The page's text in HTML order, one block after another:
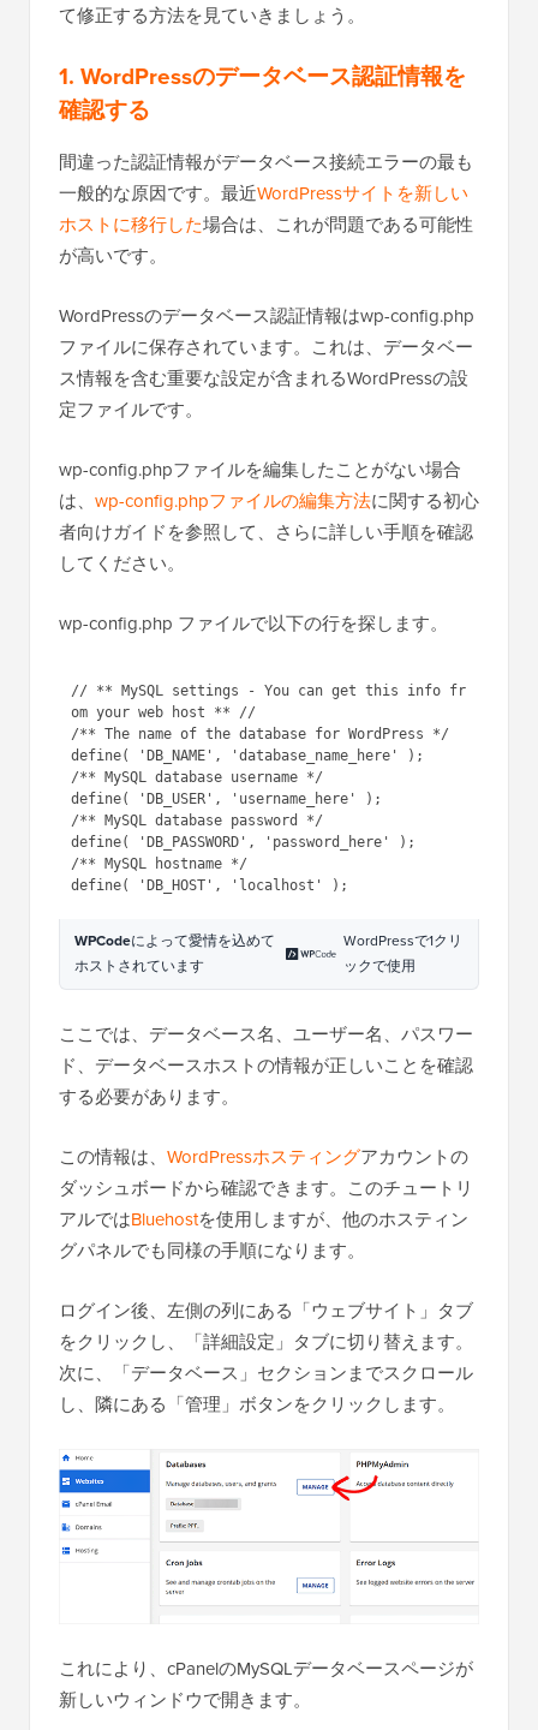
て修正する方法を見ていきましょう。
1. WordPressのデータベース認証情報を
確認する
間違った認証情報がデータベース接続エラーの最も
一般的な原因です。最近WordPressサイトを新しい
ホストに移行した場合は、これが問題である可能性
が高いです。
WordPressのデータベース認証情報はwp-config.php
ファイルに保存されています。これは、データベー
ス情報を含む重要な設定が含まれるWordPressの設
定ファイルです。
wp-config.phpファイルを編集したことがない場合
は、 wp-config.phpファイルの編集方法に関する初心
者向けガイドを参照して、さらに詳しい手順を確認
してください。
wp-config.php ファイルで以下の行を探します。
// ** MySQL settings - You can get this info fr
om your web host ** //
/** The name of the database for WordPress */
define( 'DB_NAME', 'database_name_here' );
/** MySQL database username */
define( 'DB_USER', 'username_here' );
/** MySQL database password */
define( 'DB_PASSWORD', 'password_here' );
/** MySQL hostname */
WPCodeによって愛情を込めて
ホストされています
WordPressで1クリ
ックで使用
ここでは、データベース名、ユーザー名、パスワー
ド、データベースホストの情報が正しいことを確認
する必要があります。
この情報は、 WordPressホスティングアカウントの
ダッシュボードから確認できます。このチュートリ
アルではBluehostを使用しますが、他のホスティン
グパネルでも同様の手順になります。
ログイン後、左側の列にある「ウェブサイト」タブ
をクリックし、「詳細設定」タブに切り替えます。
次に、「データベース」セクションまでスクロール
し、隣にある「管理」ボタンをクリックします。
これにより、cPanelのMySQLデータベースページが
新しいウィンドウで開きます。